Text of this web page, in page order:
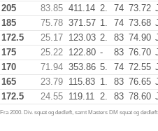
205 83.85 411.14 2. 74 73.72
185 75.78 371.57 1. 74 73.68
172.5 25.17 123.03 2. 83 74.90
175 25.22 122.80 - 83 76.70
170 71.94 353.86 5. 74 72.55
165 23.79 115.83 1. 83 76.65
172.5 24.55 119.11 2. 83 78.60
2000. Div. squat og dødløft, samt Masters DM squat og